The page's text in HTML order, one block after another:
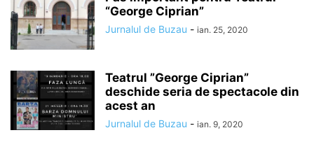
“George Ciprian”
Jurnalul de Buzau - ian. 25, 2020
Teatrul ”George Ciprian”
deschide seria de spectacole din
acest an
Jurnalul de Buzau - ian. 9, 2020